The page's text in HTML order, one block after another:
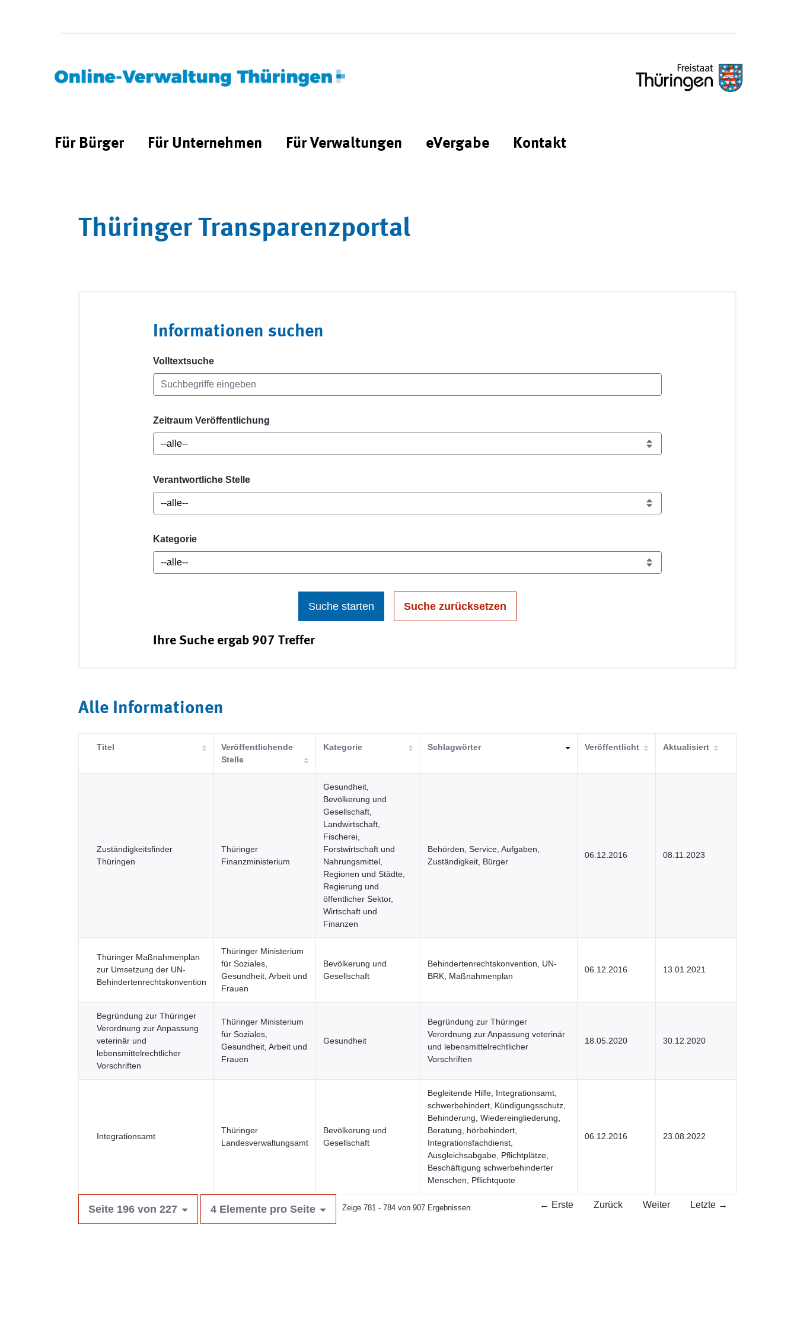
Für Bürger Für Unternehmen Für Verwaltungen eVergabe Kontakt
Thüringer Transparenzportal
Informationen suchen
Volltextsuche
Zeitraum Veröffentlichung
Verantwortliche Stelle
Kategorie
Suche starten Suche zurücksetzen
Ihre Suche ergab 907 Treffer
Alle Informationen
Titel
Veröffentlichende
Stelle
Kategorie Schlagwörter Veröffentlicht Aktualisiert
Zuständigkeitsfinder
Thüringen
Thüringer
Finanzministerium
Gesundheit,
Bevölkerung und
Gesellschaft,
Landwirtschaft,
Fischerei,
Forstwirtschaft und
Nahrungsmittel,
Regionen und Städte,
Regierung und
öffentlicher Sektor,
Wirtschaft und
Finanzen
Behörden, Service, Aufgaben,
Zuständigkeit, Bürger
06.12.2016 08.11.2023
Thüringer Maßnahmenplan
zur Umsetzung der UN-
Behindertenrechtskonvention
Thüringer Ministerium
für Soziales,
Gesundheit, Arbeit und
Frauen
Bevölkerung und
Gesellschaft
Behindertenrechtskonvention, UN-
BRK, Maßnahmenplan
06.12.2016 13.01.2021
Begründung zur Thüringer
Verordnung zur Anpassung
veterinär und
lebensmittelrechtlicher
Vorschriften
Thüringer Ministerium
für Soziales,
Gesundheit, Arbeit und
Frauen
Gesundheit
Begründung zur Thüringer
Verordnung zur Anpassung veterinär
und lebensmittelrechtlicher
Vorschriften
18.05.2020 30.12.2020
Integrationsamt
Thüringer
Landesverwaltungsamt
Bevölkerung und
Gesellschaft
Begleitende Hilfe, Integrationsamt,
schwerbehindert, Kündigungsschutz,
Behinderung, Wiedereingliederung,
Beratung, hörbehindert,
Integrationsfachdienst,
Ausgleichsabgabe, Pflichtplätze,
Beschäftigung schwerbehinderter
Menschen, Pflichtquote
06.12.2016 23.08.2022
Seite 196 von 227 4 Elemente pro Seite Zeige 781 - 784 von 907 Ergebnissen. ← Erste Zurück Weiter Letzte →